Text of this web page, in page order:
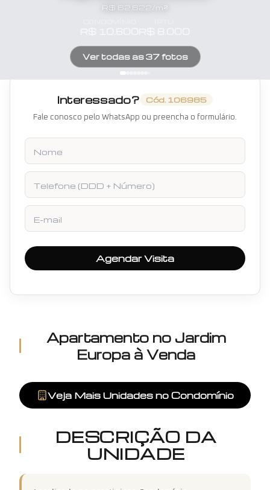
R$ 62.622/m²
Ver todas as37fotos
Apartamento no Jardim
Europa à Venda
Veja Mais Unidades no Condomínio
DESCRIÇÃO DA
UNIDADE
Interessado? Cód. 106985
Fale conosco pelo WhatsApp ou preencha o formulário.
Nome
Telefone
E-mail
Agendar Visita